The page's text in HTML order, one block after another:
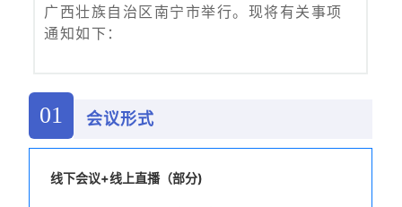
广西壮族自治区南宁市举行。现将有关事项
通知如下：
01 会议形式
线下会议+线上直播（部分)